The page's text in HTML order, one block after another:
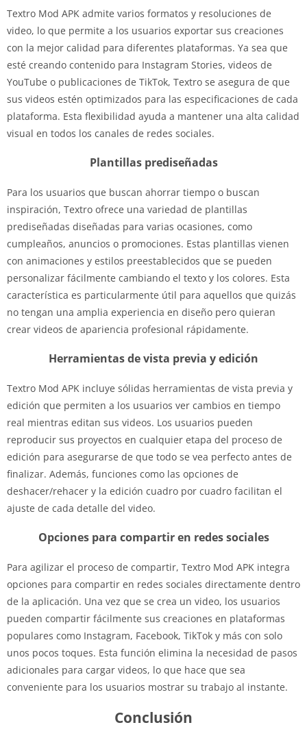
Textro Mod APK admite varios formatos y resoluciones de
video, lo que permite a los usuarios exportar sus creaciones
con la mejor calidad para diferentes plataformas. Ya sea que
esté creando contenido para Instagram Stories, videos de
YouTube o publicaciones de TikTok, Textro se asegura de que
sus videos estén optimizados para las especificaciones de cada
plataforma. Esta flexibilidad ayuda a mantener una alta calidad
visual en todos los canales de redes sociales.
Plantillas prediseñadas
Para los usuarios que buscan ahorrar tiempo o buscan
inspiración, Textro ofrece una variedad de plantillas
prediseñadas diseñadas para varias ocasiones, como
cumpleaños, anuncios o promociones. Estas plantillas vienen
con animaciones y estilos preestablecidos que se pueden
personalizar fácilmente cambiando el texto y los colores. Esta
característica es particularmente útil para aquellos que quizás
no tengan una amplia experiencia en diseño pero quieran
crear videos de apariencia profesional rápidamente.
Herramientas de vista previa y edición
Textro Mod APK incluye sólidas herramientas de vista previa y
edición que permiten a los usuarios ver cambios en tiempo
real mientras editan sus videos. Los usuarios pueden
reproducir sus proyectos en cualquier etapa del proceso de
edición para asegurarse de que todo se vea perfecto antes de
finalizar. Además, funciones como las opciones de
deshacer/rehacer y la edición cuadro por cuadro facilitan el
ajuste de cada detalle del video.
Opciones para compartir en redes sociales
Para agilizar el proceso de compartir, Textro Mod APK integra
opciones para compartir en redes sociales directamente dentro
de la aplicación. Una vez que se crea un video, los usuarios
pueden compartir fácilmente sus creaciones en plataformas
populares como Instagram, Facebook, TikTok y más con solo
unos pocos toques. Esta función elimina la necesidad de pasos
adicionales para cargar videos, lo que hace que sea
conveniente para los usuarios mostrar su trabajo al instante.
Conclusión